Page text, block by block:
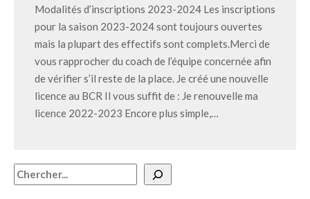
Modalités d’inscriptions 2023-2024 Les inscriptions
pour la saison 2023-2024 sont toujours ouvertes
mais la plupart des effectifs sont complets.Merci de
vous rapprocher du coach de l’équipe concernée afin
de vérifier s’il reste de la place. Je créé une nouvelle
licence au BCR Il vous suffit de : Je renouvelle ma
licence 2022-2023 Encore plus simple,…
Rechercher